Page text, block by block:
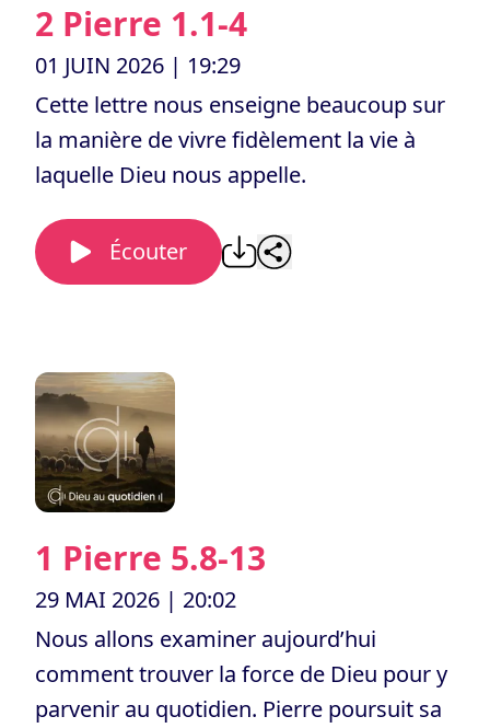
2 Pierre 1.1-4
01 JUIN 2026 | 19:29
Cette lettre nous enseigne beaucoup sur
la manière de vivre fidèlement la vie à
laquelle Dieu nous appelle.
Écouter
1 Pierre 5.8-13
29 MAI 2026 | 20:02
Nous allons examiner aujourd’hui
comment trouver la force de Dieu pour y
parvenir au quotidien. Pierre poursuit sa